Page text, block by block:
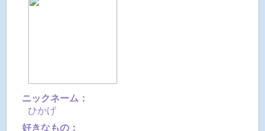
ニックネーム：
ひかげ
好きなもの：